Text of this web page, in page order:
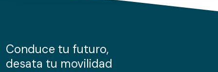
información sobre el uso que haga del sitio web con
nuestros partners de redes sociales, publicidad y análisis
Conduce tu futuro,
desata tu movilidad